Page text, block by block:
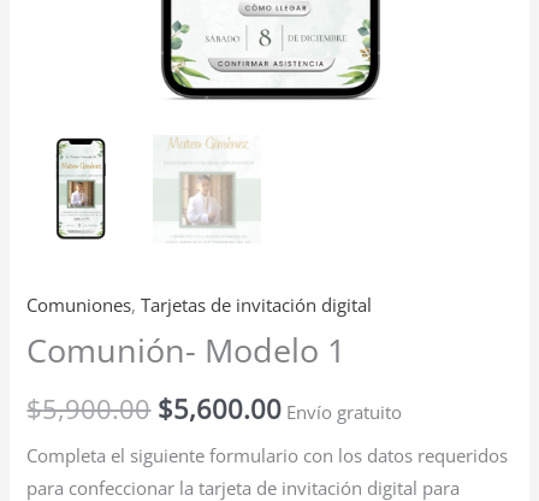
Comuniones,Tarjetas de invitación digital
Comunión- Modelo 1
$5,900.00 $5,600.00 Envío gratuito
Completa el siguiente formulario con los datos requeridos
para confeccionar la tarjeta de invitación digital para